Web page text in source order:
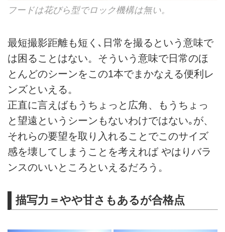
フードは花びら型でロック機構は無い。
最短撮影距離も短く､日常を撮るという意味で
は困ることはない。そういう意味で日常のほ
とんどのシーンをこの1本でまかなえる便利レ
ンズといえる。
正直に言えばもうちょっと広角、もうちょっ
と望遠というシーンもないわけではない｡が、
それらの要望を取り入れることでこのサイズ
感を壊してしまうことを考えれば やはりバラ
ンスのいいところといえるだろう。
描写力＝やや甘さもあるが合格点